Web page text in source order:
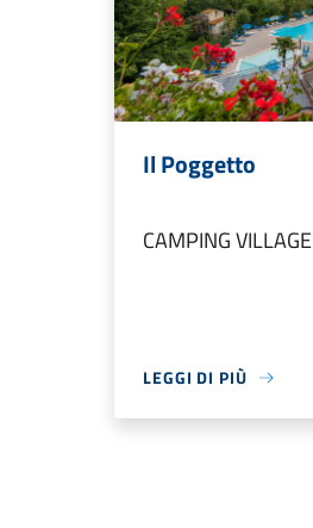
Il Poggetto
CAMPING VILLAGE
LEGGI DI PIÙ